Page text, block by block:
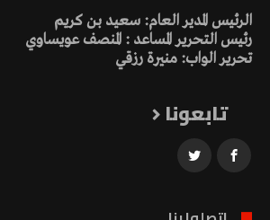
الرئيس المدير العام: سعيد بن كريم
رئيس التحرير المساعد : المنصف عويساوي
تحرير الواب: منيرة رزقي
تابعونا